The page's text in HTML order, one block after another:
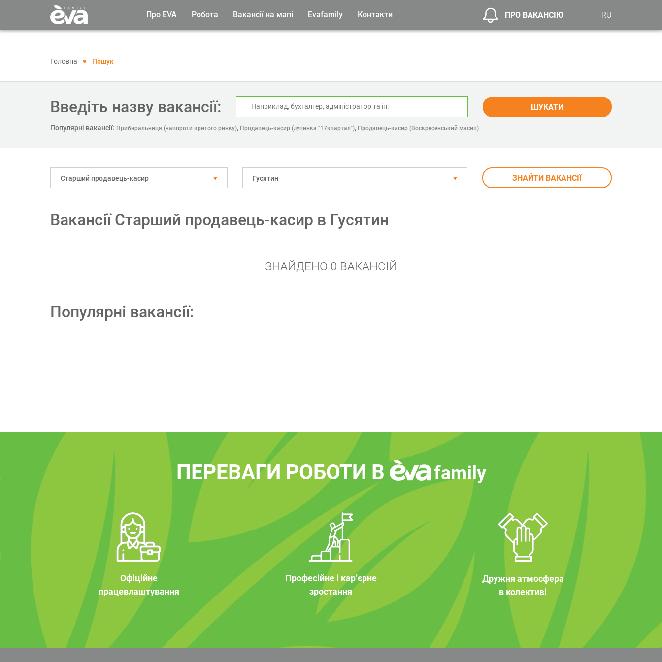
Про EVA Робота Вакансії на мапі Evafamily Контакти ПРО ВАКАНСІЮ RU
Головна Пошук
Введіть назву вакансії: ШУКАТИ
Популярні вакансії: Прибиральниця (навпроти критого ринку), Продавець-касир (зупинка "17квартал"), Продавець-касир (Воскресенський масив)
Старший продавець-касир Гусятин ЗНАЙТИ ВАКАНСІЇ
Вакансії Старший продавець-касир в Гусятин
ЗНАЙДЕНО 0 ВАКАНСІЙ
Популярні вакансії:
ПЕРЕВАГИ РОБОТИ В family
Офіційне
працевлаштування
Професійне і кар’єрне
зростання
Дружня атмосфера
в колективі